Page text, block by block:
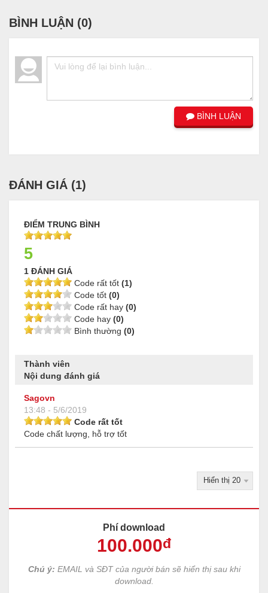
BÌNH LUẬN (0)
BÌNH LUẬN
ĐÁNH GIÁ (1)
ĐIỂM TRUNG BÌNH
5
1 ĐÁNH GIÁ
Code rất tốt (1)
Code tốt (0)
Code rất hay (0)
Code hay (0)
Bình thường (0)
Thành viên
Nội dung đánh giá
Sagovn
13:48 - 5/6/2019
Code rất tốt
Code chất lượng, hỗ trợ tốt
Phí download
100.000đ
Chú ý: EMAIL và SĐT của người bán sẽ hiển thị sau khi
download.